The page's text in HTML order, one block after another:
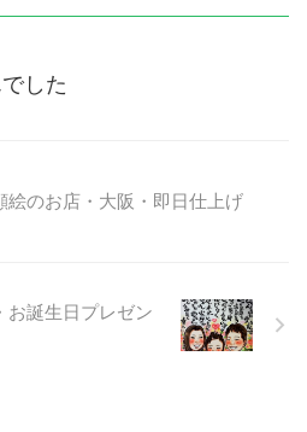
した
絵のお店・大阪・即日仕上げ
お誕生日プレゼン